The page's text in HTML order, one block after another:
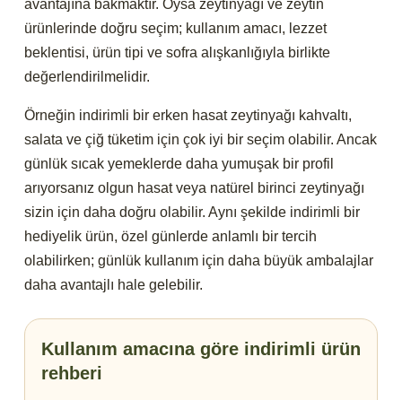
avantajına bakmaktır. Oysa zeytinyağı ve zeytin
ürünlerinde doğru seçim; kullanım amacı, lezzet
beklentisi, ürün tipi ve sofra alışkanlığıyla birlikte
değerlendirilmelidir.
Örneğin indirimli bir erken hasat zeytinyağı kahvaltı,
salata ve çiğ tüketim için çok iyi bir seçim olabilir. Ancak
günlük sıcak yemeklerde daha yumuşak bir profil
arıyorsanız olgun hasat veya natürel birinci zeytinyağı
sizin için daha doğru olabilir. Aynı şekilde indirimli bir
hediyelik ürün, özel günlerde anlamlı bir tercih
olabilirken; günlük kullanım için daha büyük ambalajlar
daha avantajlı hale gelebilir.
Kullanım amacına göre indirimli ürün
rehberi